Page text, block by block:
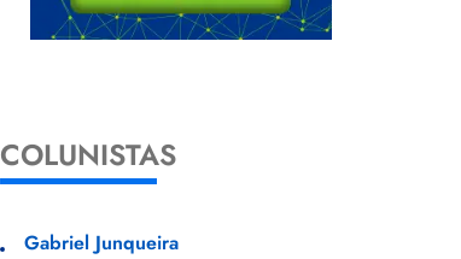
COLUNISTAS
Gabriel Junqueira